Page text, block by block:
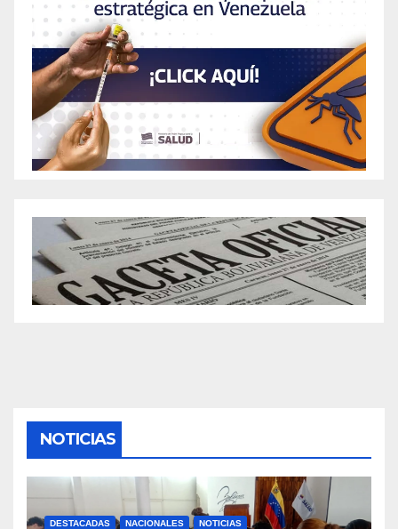
NOTICIAS
DESTACADAS NACIONALES NOTICIAS